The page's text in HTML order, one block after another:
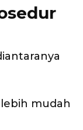
mudah